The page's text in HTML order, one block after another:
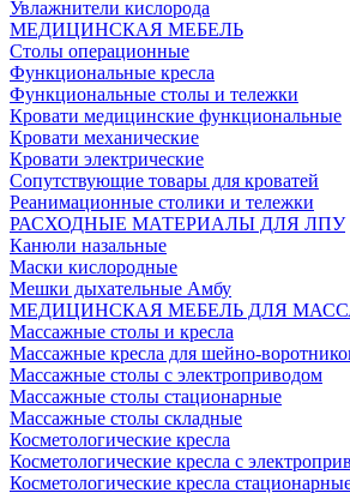
Увлажнители кислорода
МЕДИЦИНСКАЯ МЕБЕЛЬ
Столы операционные
Функциональные кресла
Функциональные столы и тележки
Кровати медицинские функциональные
Кровати механические
Кровати электрические
Сопутствующие товары для кроватей
Реанимационные столики и тележки
РАСХОДНЫЕ МАТЕРИАЛЫ ДЛЯ ЛПУ
Канюли назальные
Маски кислородные
Мешки дыхательные Амбу
МЕДИЦИНСКАЯ МЕБЕЛЬ ДЛЯ
Массажные столы и кресла
Массажные кресла для шейно-
Массажные столы с электроприводом
Массажные столы стационарные
Массажные столы складные
Косметологические кресла
Косметологические кресла с
Косметологические кресла